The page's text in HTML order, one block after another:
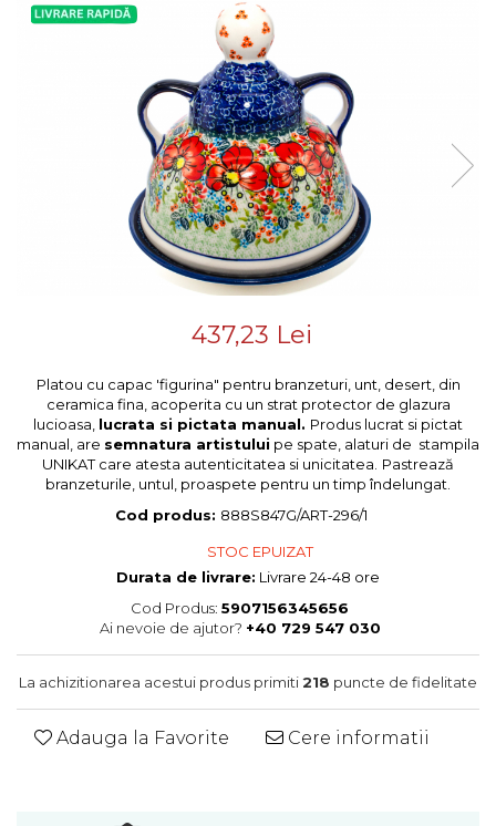
Boluri
Recipiente depozitare
Accesorii decorative
Colectii Artistice
Colectiile Country
Colectia Sweet Dreams
Colectia Autumn Garden
Colectia Little Flowers
Colectia Morning Sunrise
Colectia Morning Glory
Colectia Blue Sea
Colectia Wild Hearts
Colectia Blue Spring
437,23 Lei
Platou cu capac 'figurina" pentru branzeturi, unt, desert, din
ceramica fina, acoperita cu un strat protector de glazura
lucioasa, lucrata si pictata manual. Produs lucrat si pictat
manual, are semnatura artistului pe spate, alaturi de stampila
UNIKAT care atesta autenticitatea si unicitatea. Pastrează
branzeturile, untul, proaspete pentru un timp îndelungat.
Cod produs: 888S847G/ART-296/1
STOC EPUIZAT
Durata de livrare: Livrare 24-48 ore
Cod Produs: 5907156345656
Ai nevoie de ajutor? +40 729 547 030
La achizitionarea acestui produs primiti218 puncte de fidelitate
Adauga la Favorite Cere informatii